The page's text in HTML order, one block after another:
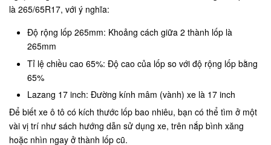
là 265/65R17, với ý nghĩa:
Độ rộng lốp 265mm: Khoảng cách giữa 2 thành lốp là
265mm
Tỉ lệ chiều cao 65%: Độ cao của lốp so với độ rộng lốp bằng
65%
Lazang 17 inch: Đường kính mâm (vành) xe là 17 inch
Để biết xe ô tô có kích thước lốp bao nhiêu, bạn có thể tìm ở một
vài vị trí như sách hướng dẫn sử dụng xe, trên nắp bình xăng
hoặc nhìn ngay ở thành lốp cũ.